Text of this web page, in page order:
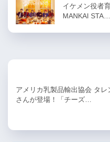
イケメン役者
MANKAI STA…
アメリカ乳製品輸出協会 タレ
さんが登場！「チーズ…